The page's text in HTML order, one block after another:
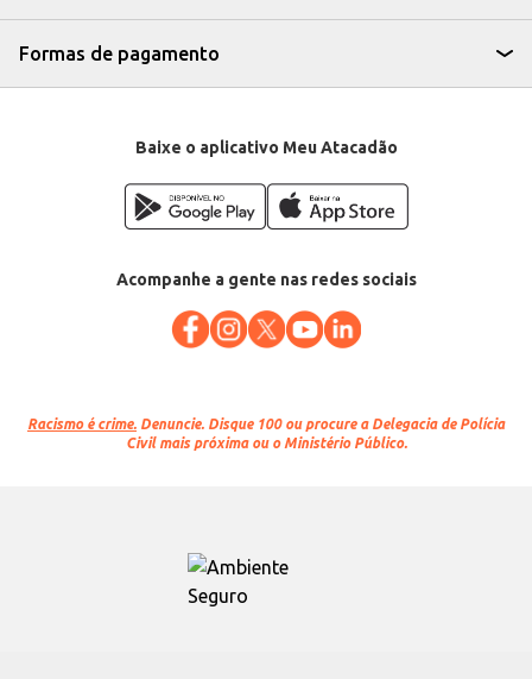
Formas de pagamento
Baixe o aplicativo Meu Atacadão
Acompanhe a gente nas redes sociais
Racismo é crime. Denuncie. Disque 100 ou procure a Delegacia de Polícia
Civil mais próxima ou o Ministério Público.